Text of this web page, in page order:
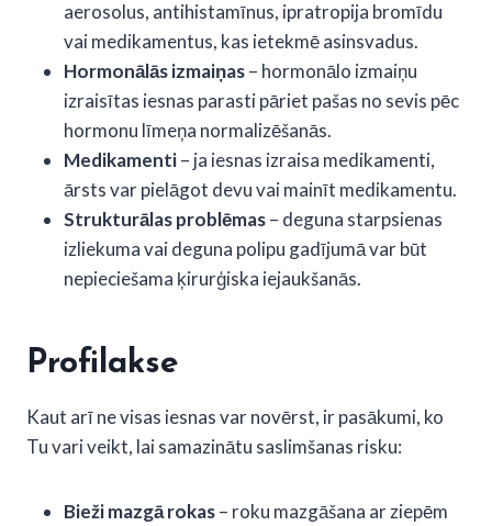
aerosolus, antihistamīnus, ipratropija bromīdu
vai medikamentus, kas ietekmē asinsvadus.
Hormonālās izmaiņas– hormonālo izmaiņu
izraisītas iesnas parasti pāriet pašas no sevis pēc
hormonu līmeņa normalizēšanās.
Medikamenti– ja iesnas izraisa medikamenti,
ārsts var pielāgot devu vai mainīt medikamentu.
Strukturālas problēmas– deguna starpsienas
izliekuma vai deguna polipu gadījumā var būt
nepieciešama ķirurģiska iejaukšanās.
Profilakse
Kaut arī ne visas iesnas var novērst, ir pasākumi, ko
Tu vari veikt, lai samazinātu saslimšanas risku:
Bieži mazgā rokas– roku mazgāšana ar ziepēm